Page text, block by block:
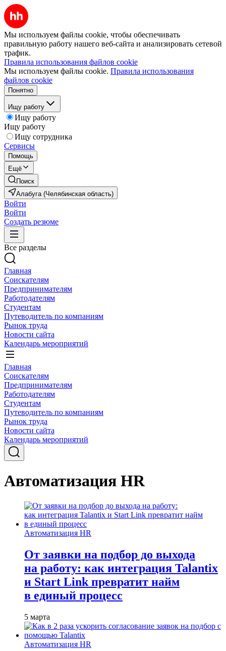
Мы используем файлы cookie, чтобы обеспечивать
правильную работу нашего веб-сайта и анализировать сетевой
трафик.
Правила использования файлов cookie
Мы используем файлы cookie. Правила использования
файлов cookie
Понятно
Ищу работу
Ищу работу
Ищу работу
Ищу сотрудника
Сервисы
Помощь
Ещё
Поиск
Алабуга (Челябинская область)
Войти
Войти
Создать резюме
Все разделы
Главная
Соискателям
Предпринимателям
Работодателям
Студентам
Путеводитель по компаниям
Рынок труда
Новости сайта
Календарь мероприятий
Главная
Соискателям
Предпринимателям
Работодателям
Студентам
Путеводитель по компаниям
Рынок труда
Новости сайта
Календарь мероприятий
Автоматизация HR
Автоматизация HR
От заявки на подбор до выхода
на работу: как интеграция Talantix
и Start Link превратит найм
в единый процесс
5 марта
Автоматизация HR